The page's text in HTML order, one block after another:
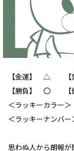
【金運】 ‪‪△ 【
【勝負】 〇 【
＜ラッキーカラー
＜ラッキーナンバ
思わぬ人から朗報が